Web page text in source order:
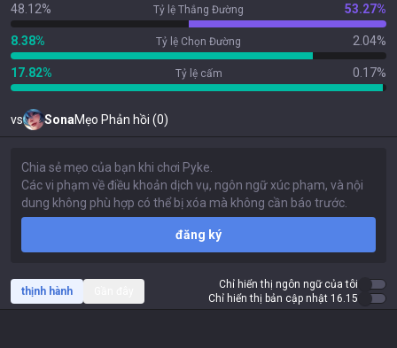
48.12% Tỷ lệ Thắng Đường 53.27%
8.38% Tỷ lệ Chọn Đường 2.04%
17.82% Tỷ lệ cấm 0.17%
vs SonaMẹo Phản hồi (0)
đăng ký
thịnh hành
Chỉ hiển thị ngôn ngữ của tôi
Chỉ hiển thị bản cập nhật 16.15